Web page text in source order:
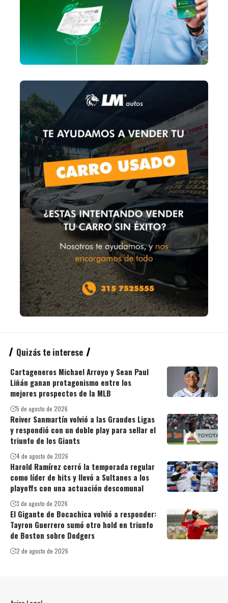
Quizás te interese
Cartageneros Michael Arroyo y Sean Paul
Liñán ganan protagonismo entre los
mejores prospectos de la MLB
5 de agosto de 2026
Reiver Sanmartín volvió a las Grandes Ligas
y respondió con un doble play para sellar el
triunfo de los Giants
4 de agosto de 2026
Harold Ramírez cerró la temporada regular
como líder de hits y llevó a Sultanes a los
playoffs con una actuación descomunal
3 de agosto de 2026
El Gigante de Bocachica volvió a responder:
Tayron Guerrero sumó otro hold en triunfo
de Boston sobre Dodgers
2 de agosto de 2026